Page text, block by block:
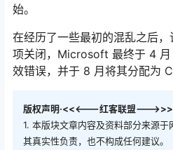
始。
在经历了一些最初的混乱之后
项关闭，Microsoft 最终于 4
效错误，并于 8 月将其分配为
版权声明·<<<---红客联盟---
1. 本版块文章内容及资料部分来源
其真实性负责，也不构成任何建议。